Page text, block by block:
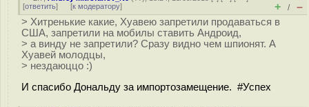
[ответить] [к модератору] + / –
> Хитренькие какие, Хуавею запретили продаваться в
США, запретили на мобилы ставить Андроид,
> а винду не запретили? Сразу видно чем шпионят. А
Хуавей молодцы,
> нездаюццо :)
И спасибо Дональду за импортозамещение. #Успех